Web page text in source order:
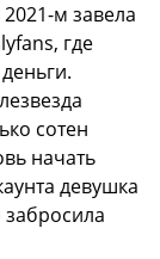
м завела
где
сотен
начать
девушка
забросила